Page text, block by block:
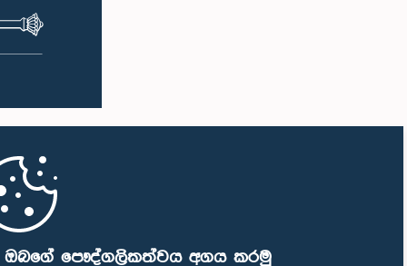
ඔබගේ පෞද්ගලිකත්වය අගය කරමු